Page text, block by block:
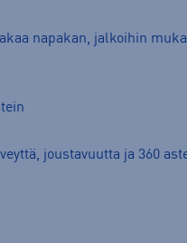
napakan, jalkoihin
joustavuutta ja 360